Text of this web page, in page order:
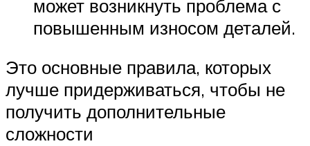
может возникнуть проблема с
повышенным износом деталей.
Это основные правила, которых
лучше придерживаться, чтобы не
получить дополнительные
сложности